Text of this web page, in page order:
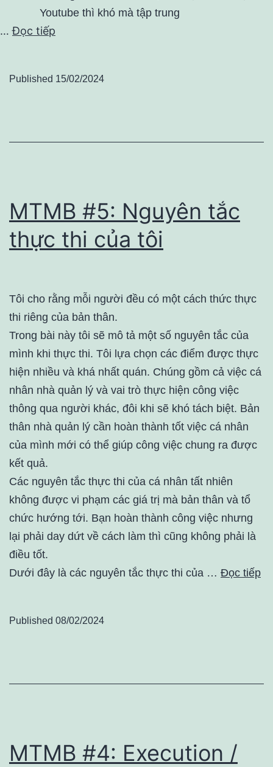
Youtube thì khó mà tập trung
…Đọc tiếp
Published 15/02/2024
MTMB #5: Nguyên tắc
thực thi của tôi
Tôi cho rằng mỗi người đều có một cách thức thực
thi riêng của bản thân.
Trong bài này tôi sẽ mô tả một số nguyên tắc của
mình khi thực thi. Tôi lựa chọn các điểm được thực
hiện nhiều và khá nhất quán. Chúng gồm cả việc cá
nhân nhà quản lý và vai trò thực hiện công việc
thông qua người khác, đôi khi sẽ khó tách biệt. Bản
thân nhà quản lý cần hoàn thành tốt việc cá nhân
của mình mới có thể giúp công việc chung ra được
kết quả.
Các nguyên tắc thực thi của cá nhân tất nhiên
không được vi phạm các giá trị mà bản thân và tổ
chức hướng tới. Bạn hoàn thành công việc nhưng
lại phải day dứt về cách làm thì cũng không phải là
điều tốt.
Dưới đây là các nguyên tắc thực thi của … Đọc tiếp
Published 08/02/2024
MTMB #4: Execution /